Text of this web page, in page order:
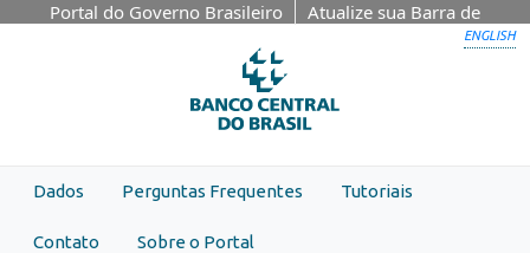
Skip to main content
Portal do Governo Brasileiro
Atualize sua Barra de
ENGLISH
Dados Perguntas Frequentes Tutoriais
Contato Sobre o Portal